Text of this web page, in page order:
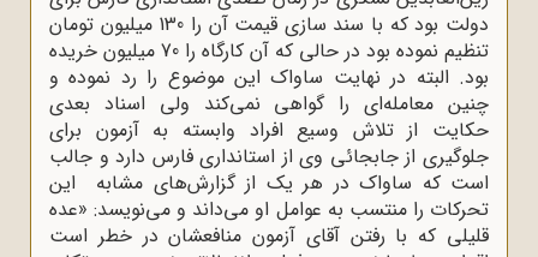
دولت بود که با سند سازی قیمت آن را 130 میلیون تومان
تنظیم نموده بود در حالی که آن کارگاه را 70 میلیون خریده
بود. البته در نهایت ساواک این موضوع را رد نموده و
چنین معامله‌ای را گواهی نمی‌کند ولی اسناد بعدی
حکایت از تلاش وسیع افراد وابسته به آزمون برای
جلوگیری از جابجائی وی از استانداری فارس دارد و جالب
است که ساواک در هر یک از گزارش‌های مشابه این
تحرکات را منتسب به عوامل او می‌داند و می‌نویسد: «عده
قلیلی که با رفتن آقای آزمون منافعشان در خطر است